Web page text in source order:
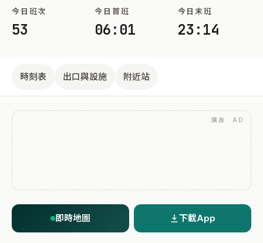
今日班次
53
今日首班
06:01
今日末班
23:14
時刻表 出口與設施 附近站
廣告 · AD
即時地圖 下載App